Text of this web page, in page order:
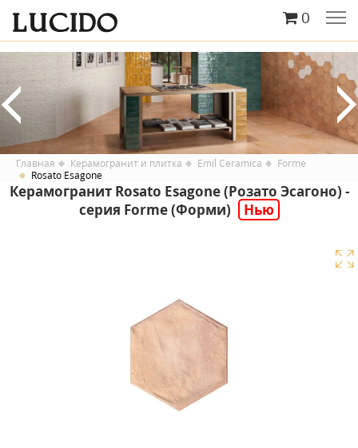
0
Главная Керамогранит и плитка Emil Ceramica
Forme
Rosato Esagone
Керамогранит Rosato Esagone (Розато Эсагоно) -
серия Forme (Форми)
Нью